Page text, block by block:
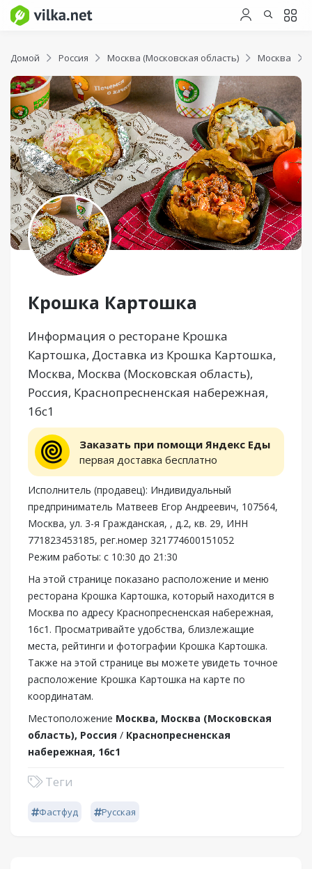
Домой Россия Москва (Московская область) Москва
Крошка Картошка
Информация о ресторане Крошка
Картошка, Доставка из Крошка Картошка,
Москва, Москва (Московская область),
Россия, Краснопресненская набережная,
16с1
Заказать при помощи Яндекс Еды
первая доставка бесплатно
Исполнитель (продавец): Индивидуальный
предприниматель Матвеев Егор Андреевич, 107564,
Москва, ул. 3-я Гражданская, , д.2, кв. 29, ИНН
771823453185, рег.номер 321774600151052
Режим работы: с 10:30 до 21:30
На этой странице показано расположение и меню
ресторана Крошка Картошка, который находится в
Москва по адресу Краснопресненская набережная,
16с1. Просматривайте удобства, близлежащие
места, рейтинги и фотографии Крошка Картошка.
Также на этой странице вы можете увидеть точное
расположение Крошка Картошка на карте по
координатам.
Местоположение Москва, Москва (Московская
область), Россия / Краснопресненская
набережная, 16с1
Теги
Фастфуд Русская